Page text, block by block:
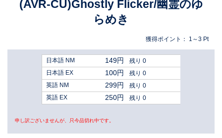
(AVR-CU)Ghostly Flicker/幽霊のゆ
らめき
獲得ポイント： 1～3 Pt
日本語 NM 149円
残り 0
日本語 EX
100円
残り 0
英語 NM
299円
残り 0
英語 EX
250円 残り 0
申し訳ございませんが、只今品切れ中です。